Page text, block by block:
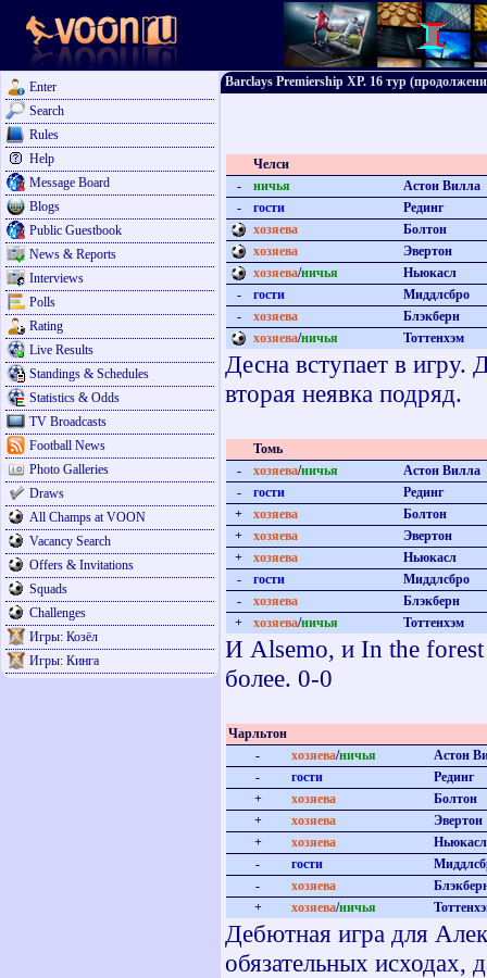
Enter
Search
Rules
Help
Message Board
Blogs
Public Guestbook
News & Reports
Interviews
Polls
Rating
Live Results
Standings & Schedules
Statistics & Odds
TV Broadcasts
Football News
Photo Galleries
Draws
All Champs at VOON
Vacancy Search
Offers & Invitations
Squads
Challenges
Игры: Козёл
Игры: Кинга
Barclays Premiership XP. 16 тур
Челси
-
ничья
Астон Вилла
-
гости
Рединг
хозяева
Болтон
хозяева
Эвертон
хозяева/ничья
Ньюкасл
-
гости
Миддлсбро
-
хозяева
Блэкберн
хозяева/ничья Тоттенхэм
Десна вступает в игру.
вторая неявка подряд.
Томь
-
хозяева/ничья
Астон Вилла
-
гости
Рединг
+
хозяева
Болтон
+
хозяева
Эвертон
+
хозяева
Ньюкасл
-
гости
Миддлсбро
-
хозяева
Блэкберн
+
хозяева/ничья Тоттенхэм
И Alsemo, и In the
более. 0-0
Чарльтон
-
хозяева/ничья
Астон
-
гости
Рединг
+
хозяева
Болтон
+
хозяева
Эвертон
+
хозяева
Ньюкасл
-
гости
-
хозяева
+
хозяева/ничья
Дебютная игра для
обязательных исходах,